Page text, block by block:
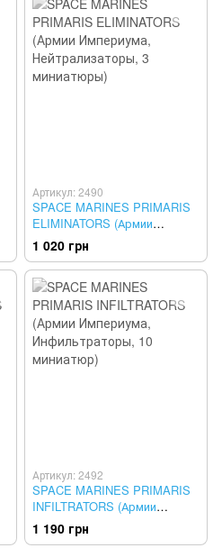
Артикул: 2490
SPACE MARINES PRIMARIS
ELIMINATORS (Армии
Империума,
Нейтрализаторы, 3
миниатюры)
1 020 грн
Артикул: 2492
SPACE MARINES PRIMARIS
INFILTRATORS (Армии
Империума, Инфильтраторы,
10 миниатюр)
1 190 грн